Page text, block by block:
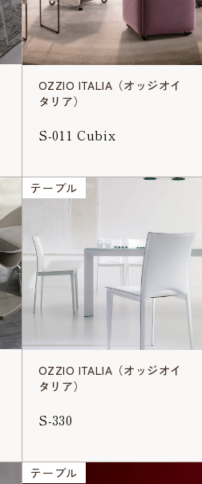
OZZIO ITALIA（オッジオイ
タリア）
S-011 Cubix
テーブル
OZZIO ITALIA（オッジオイ
タリア）
S-330
テーブル